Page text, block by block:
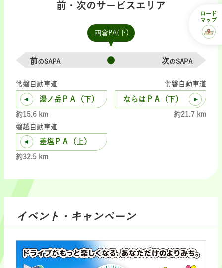
前・次のサービスエリア
四倉PA(下)
前のSAPA 次のSAPA
常磐自動車道
湯ノ岳ＰＡ（下）
約15.6 km
磐越自動車道
差塩ＰＡ（上）
約32.5 km
常磐自動車道
ならはＰＡ（下）
約21.7 km
イベント・キャンペーン
ロード
マップ